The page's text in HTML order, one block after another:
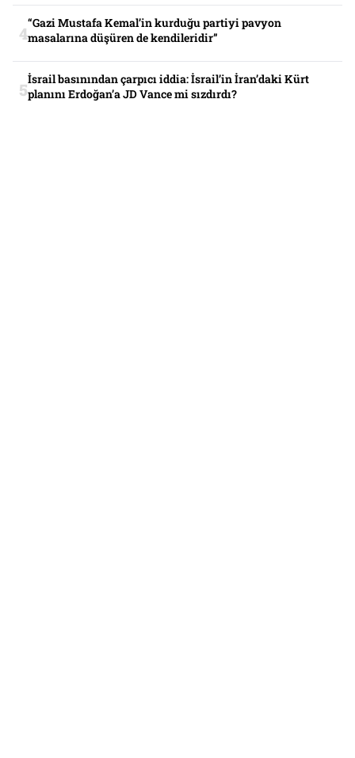
“Gazi Mustafa Kemal’in kurduğu partiyi pavyon
masalarına düşüren de kendileridir”
İsrail basınından çarpıcı iddia: İsrail’in İran’daki Kürt
planını Erdoğan’a JD Vance mi sızdırdı?